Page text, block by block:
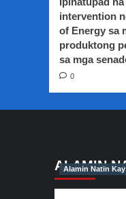
sa
may
6,000
OFWs,
intervention
of Energy sa
produktong
sa mga
0
ALAMIN
Alamin Natin